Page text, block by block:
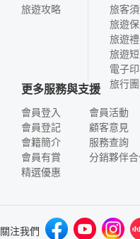
旅遊攻略
旅客
旅遊
旅遊
旅遊
電子
旅行
更多服務與支援
會員登入
會員登記
會籍簡介
會員有賞
精選優惠
會員活動
顧客意見
服務查詢
分銷夥伴
關注我們